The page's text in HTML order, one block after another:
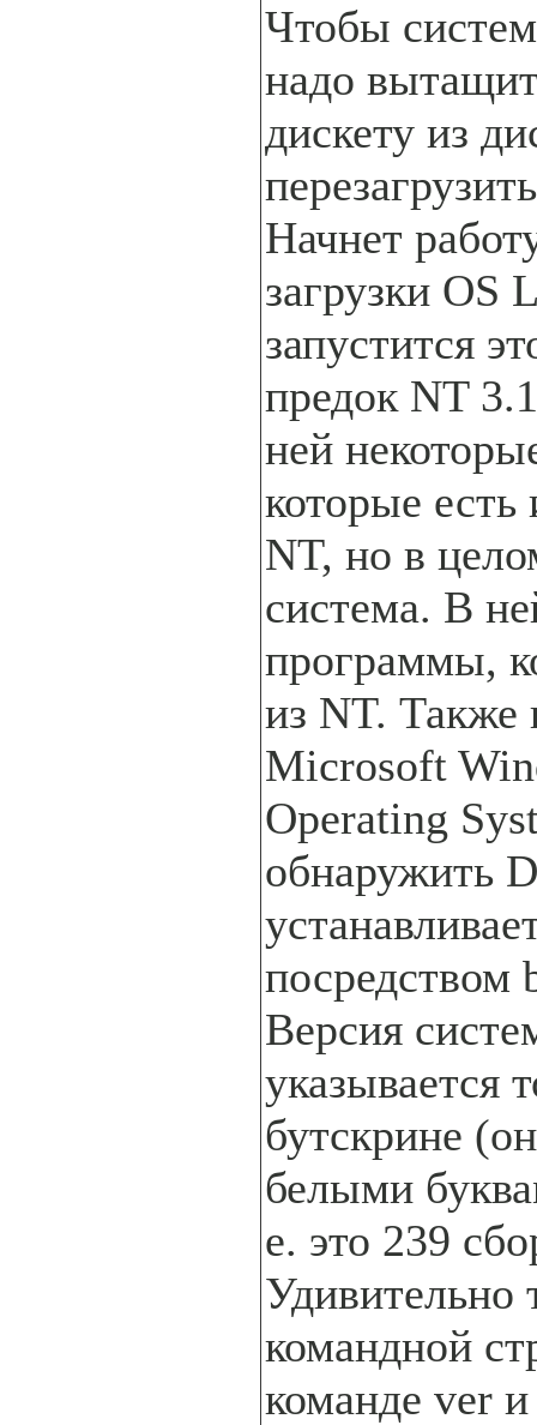
Чтобы
надо
дискету из
Начнет
загрузки OS
запустится
предок NT
ней
которые
NT, но в
система. В
программы,
из NT. Также
Microsoft
Operating
обнаружить
посредством
Версия
указывается
бутскрине
белыми
е. это 239
Удивительно
командной
команде ver